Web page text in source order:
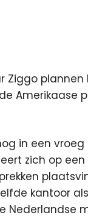
Ziggo
Amerikaase
in een
zich op
kantoor
Nederlandse